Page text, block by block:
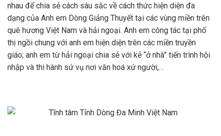
nhau để chia sẻ cách sâu sắc về cách thức hiện diện đa
dạng của Anh em Dòng Giảng Thuyết tại các vùng miền trên
quê hương Việt Nam và hải ngoại. Anh em công tác tại phố
thị ngồi chung với anh em hiện diện trên các miền truyền
giáo; anh em từ hải ngoại chia sẻ với kẻ “ở nhà” tiến trình hội
nhập và thi hành sứ vụ nơi văn hoá xứ người,…